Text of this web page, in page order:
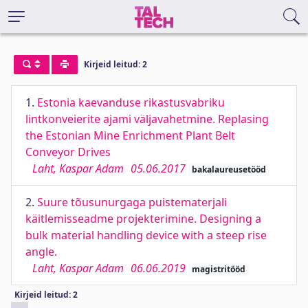
Kirjeid leitud: 2
1. Estonia kaevanduse rikastusvabriku
lintkonveierite ajami väljavahetmine. Replasing
the Estonian Mine Enrichment Plant Belt
Conveyor Drives
Laht, Kaspar Adam 05.06.2017 bakalaureusetööd
2. Suure tõusunurgaga puistematerjali
käitlemisseadme projekterimine. Designing a
bulk material handling device with a steep rise
angle.
Laht, Kaspar Adam 06.06.2019 magistritööd
Kirjeid leitud: 2